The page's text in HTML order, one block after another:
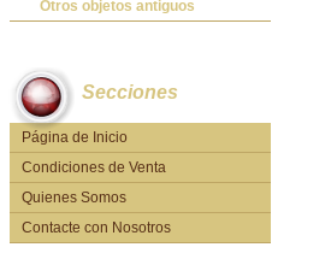
Radios antiguas
Relojes sobremesa antiguos
Relojes de bolsillo antiguos
Relojes de pulsera antiguos
Otros objetos antiguos
Secciones
Página de Inicio
Condiciones de Venta
Quienes Somos
Contacte con Nosotros